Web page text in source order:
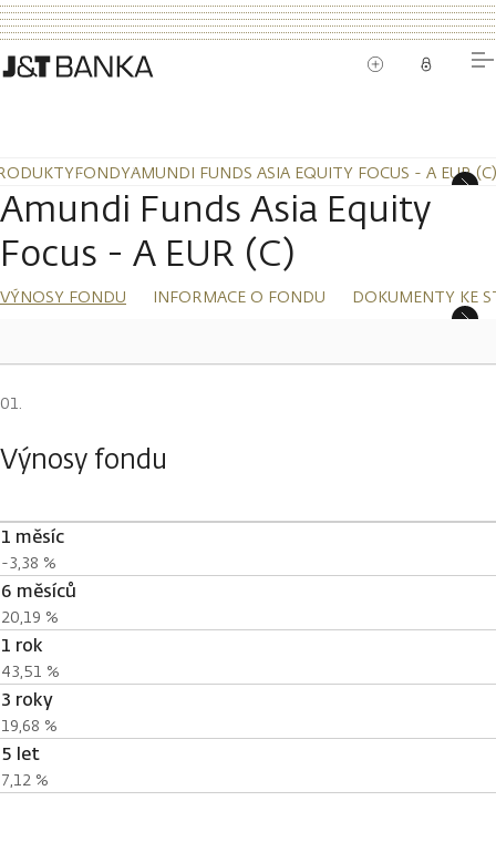
FONDYAMUNDI FUNDS ASIA EQUITY FOCUS - A EUR (C)
Amundi Funds Asia Equity
Focus - A EUR (C)
VÝNOSY FONDU INFORMACE O FONDU DOKUMENTY KE
Výnosy fondu
1 měsíc
-3,38 %
6 měsíců
20,19 %
1 rok
43,51 %
3 roky
19,68 %
5 let
7,12 %